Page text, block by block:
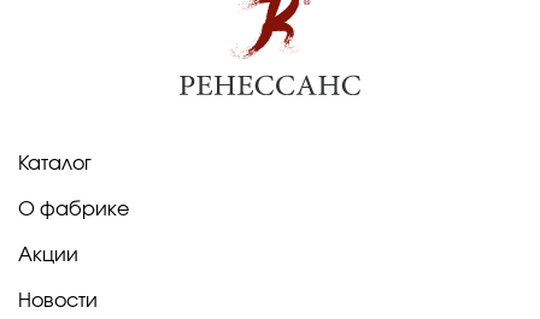
Каталог
О фабрике
Акции
Новости